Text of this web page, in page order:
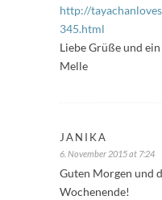
http://
345.html
Liebe Grüße und
Melle
JANIKA
6. November 2015 at 7:24
Guten Morgen und
Wochenende!